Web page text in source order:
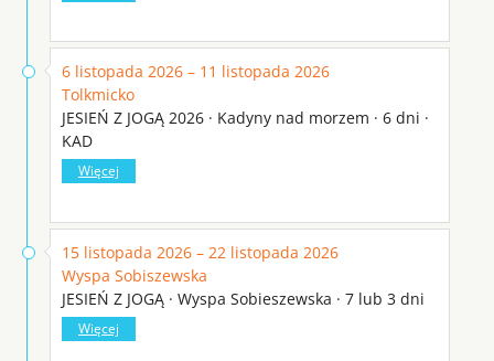
6 listopada 2026 – 11 listopada 2026
Tolkmicko
JESIEŃ Z JOGĄ 2026 · Kadyny nad morzem · 6 dni ·
KAD
Więcej
15 listopada 2026 – 22 listopada 2026
Wyspa Sobiszewska
JESIEŃ Z JOGĄ · Wyspa Sobieszewska · 7 lub 3 dni
Więcej